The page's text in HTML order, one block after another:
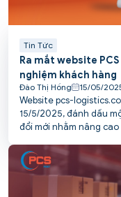
Tin Tức
Ra mắt website
nghiệm khách hàng
Đào Thị Hồng 15/05/
Website pcs-
15/5/2025, đánh dấu
đổi mới nhằm nâng